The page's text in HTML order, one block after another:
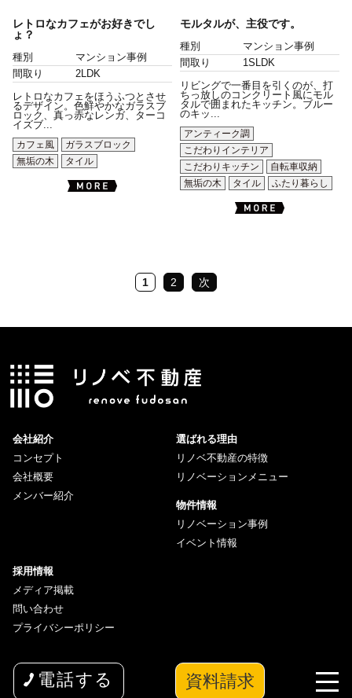
電話する 資料請求
レトロなカフェがお好きでし
ょ？
種別
マンション事例
間取り
2LDK
レトロなカフェをほうふつとさせ
るデザイン。色鮮やかなガラスブ
ロック、真っ赤なレンガ、ターコ
イズブ...
カフェ風
ガラスブロック
無垢の木
タイル
モルタルが、主役です。
種別
マンション事例
間取り
1SLDK
リビングで一番目を引くのが、打
ちっ放しのコンクリート風にモル
タルで囲まれたキッチン。ブルー
のキッ...
アンティーク調
こだわりインテリア
こだわりキッチン
自転車収納
無垢の木
タイル ふたり暮らし
1 2 次
会社紹介
コンセプト
会社概要
メンバー紹介
選ばれる理由
リノベ不動産の特徴
リノベーションメニュー
物件情報
リノベーション事例
イベント情報
採用情報
メディア掲載
問い合わせ
プライバシーポリシー
copyright© 2026 wakuwaku Inc All Rights Reserved.